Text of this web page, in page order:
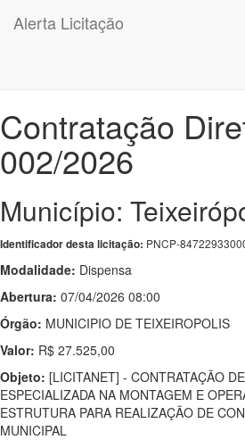
Alerta Licitação
Contratação
002/2026
Município:
Identificador desta licitação: PNCP-
Modalidade: Dispensa
Abertura: 07/04/2026 08:00
Órgão: MUNICIPIO DE TEIXEIROPOLIS
Valor: R$ 27.525,00
Objeto: [LICITANET] - CONTRATAÇÃO
ESPECIALIZADA NA MONTAGEM E
ESTRUTURA PARA REALIZAÇÃO DE
MUNICIPAL